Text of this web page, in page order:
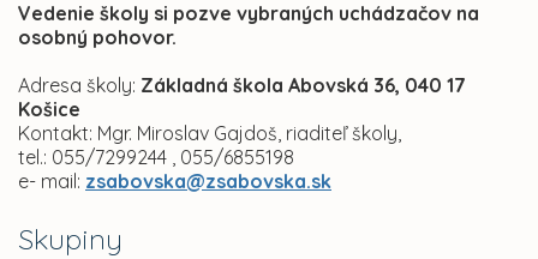
Skupiny
Vedenie školy si pozve vybraných uchádzačov na
osobný pohovor.
Adresa školy: Základná škola Abovská 36, 040 17
Košice
Kontakt: Mgr. Miroslav Gajdoš, riaditeľ školy,
tel.: 055/7299244 , 055/6855198
e- mail: zsabovska@zsabovska.sk